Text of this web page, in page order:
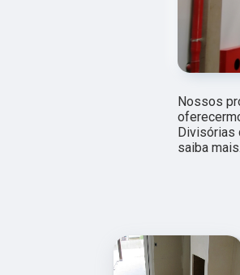
Nossos
Divisórias
saiba mais.